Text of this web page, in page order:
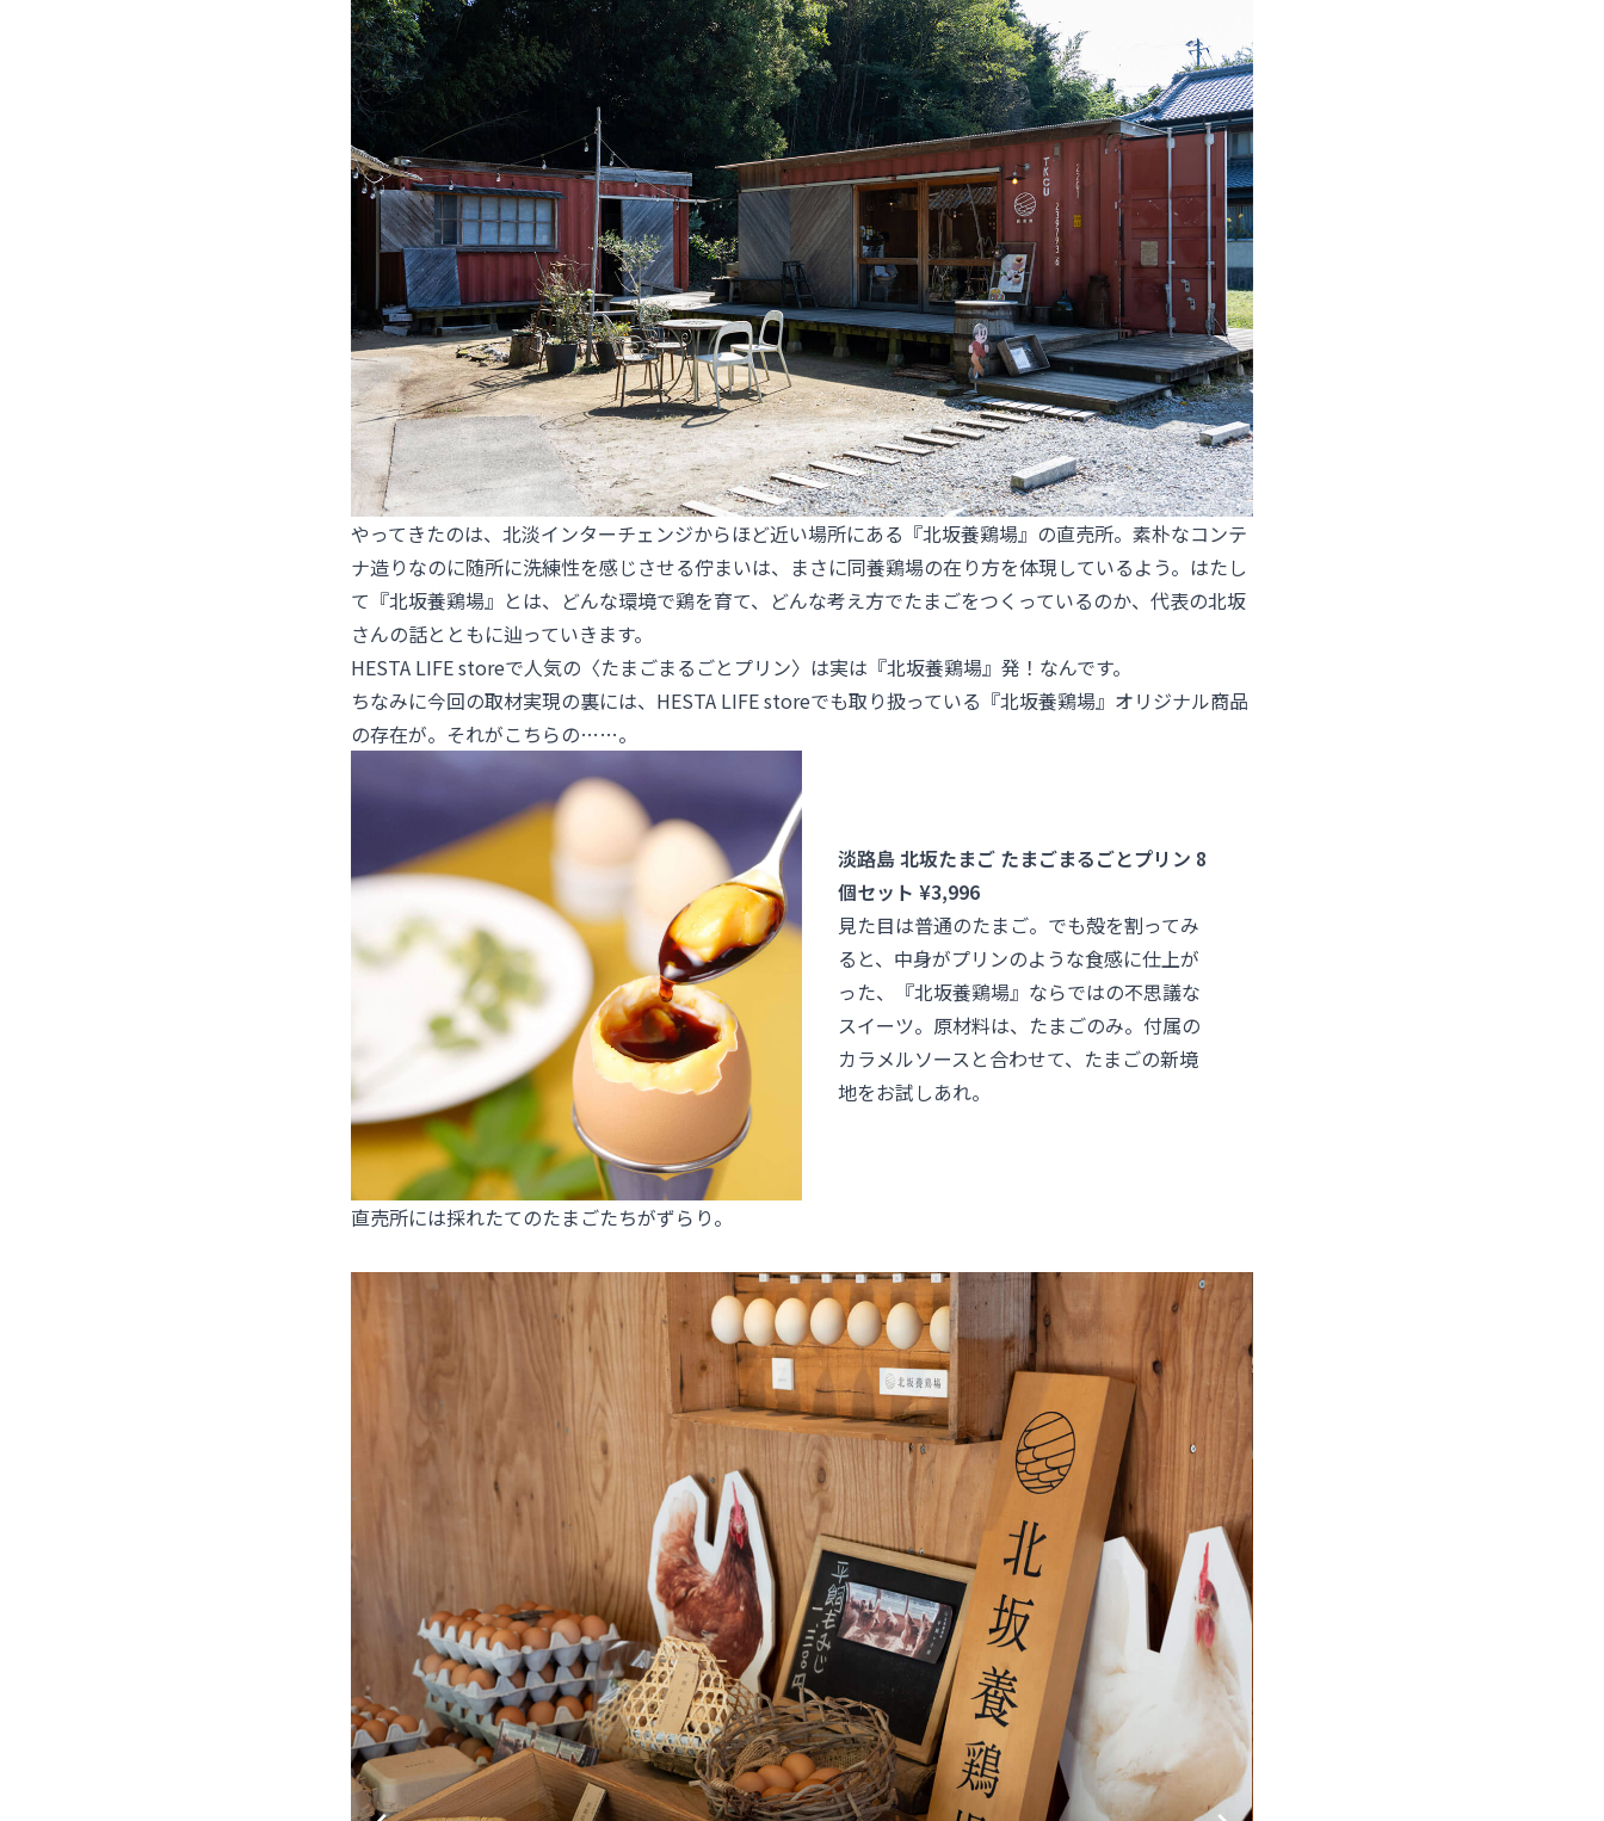
やってきたのは、北淡インターチェンジからほど近い場所にある『北坂養鶏場』の直売所。素朴なコンテ
ナ造りなのに随所に洗練性を感じさせる佇まいは、まさに同養鶏場の在り方を体現しているよう。はたし
て『北坂養鶏場』とは、どんな環境で鶏を育て、どんな考え方でたまごをつくっているのか、代表の北坂
さんの話とともに辿っていきます。
HESTA LIFE storeで人気の〈たまごまるごとプリン〉は実は『北坂養鶏場』発！なんです。
ちなみに今回の取材実現の裏には、HESTA LIFE storeでも取り扱っている『北坂養鶏場』オリジナル商品
の存在が。それがこちらの……。
淡路島 北坂たまご たまごまるごとプリン 8
個セット ¥3,996
見た目は普通のたまご。でも殻を割ってみ
ると、中身がプリンのような食感に仕上が
った、『北坂養鶏場』ならではの不思議な
スイーツ。原材料は、たまごのみ。付属の
カラメルソースと合わせて、たまごの新境
地をお試しあれ。
直売所には採れたてのたまごたちがずらり。